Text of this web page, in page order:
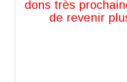
dons très
de revenir